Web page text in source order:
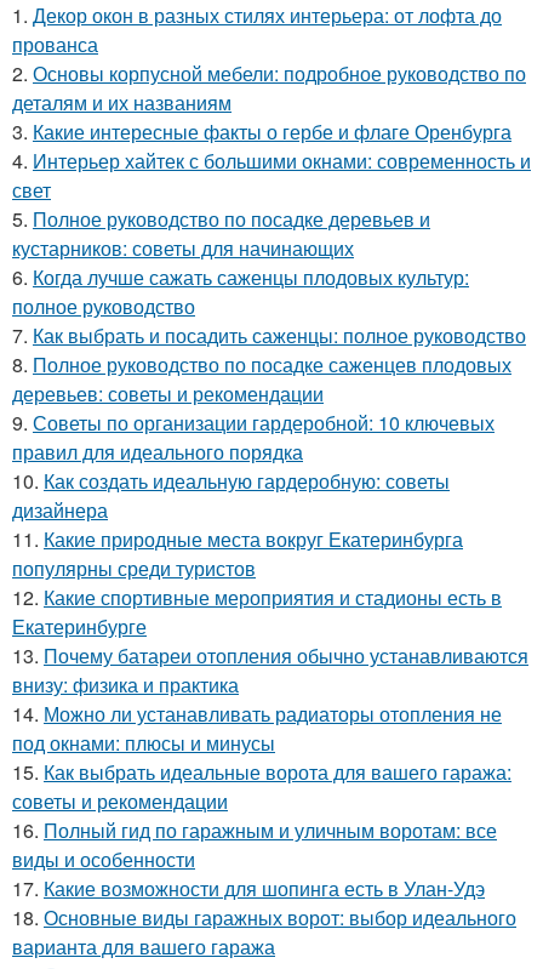
1. Декор окон в разных стилях интерьера: от лофта до
прованса
2. Основы корпусной мебели: подробное руководство по
деталям и их названиям
3. Какие интересные факты о гербе и флаге Оренбурга
4. Интерьер хайтек с большими окнами: современность и
свет
5. Полное руководство по посадке деревьев и
кустарников: советы для начинающих
6. Когда лучше сажать саженцы плодовых культур:
полное руководство
7. Как выбрать и посадить саженцы: полное руководство
8. Полное руководство по посадке саженцев плодовых
деревьев: советы и рекомендации
9. Советы по организации гардеробной: 10 ключевых
правил для идеального порядка
10. Как создать идеальную гардеробную: советы
дизайнера
11. Какие природные места вокруг Екатеринбурга
популярны среди туристов
12. Какие спортивные мероприятия и стадионы есть в
Екатеринбурге
13. Почему батареи отопления обычно устанавливаются
внизу: физика и практика
14. Можно ли устанавливать радиаторы отопления не
под окнами: плюсы и минусы
15. Как выбрать идеальные ворота для вашего гаража:
советы и рекомендации
16. Полный гид по гаражным и уличным воротам: все
виды и особенности
17. Какие возможности для шопинга есть в Улан-Удэ
18. Основные виды гаражных ворот: выбор идеального
варианта для вашего гаража